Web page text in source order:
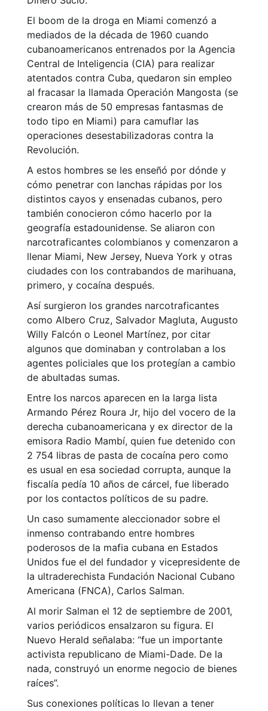
El boom de la droga en Miami comenzó a
mediados de la década de 1960 cuando
cubanoamericanos entrenados por la Agencia
Central de Inteligencia (CIA) para realizar
atentados contra Cuba, quedaron sin empleo
al fracasar la llamada Operación Mangosta (se
crearon más de 50 empresas fantasmas de
todo tipo en Miami) para camuflar las
operaciones desestabilizadoras contra la
Revolución.
A estos hombres se les enseñó por dónde y
cómo penetrar con lanchas rápidas por los
distintos cayos y ensenadas cubanos, pero
también conocieron cómo hacerlo por la
geografía estadounidense. Se aliaron con
narcotraficantes colombianos y comenzaron a
llenar Miami, New Jersey, Nueva York y otras
ciudades con los contrabandos de marihuana,
primero, y cocaína después.
Así surgieron los grandes narcotraficantes
como Albero Cruz, Salvador Magluta, Augusto
Willy Falcón o Leonel Martínez, por citar
algunos que dominaban y controlaban a los
agentes policiales que los protegían a cambio
de abultadas sumas.
Entre los narcos aparecen en la larga lista
Armando Pérez Roura Jr, hijo del vocero de la
derecha cubanoamericana y ex director de la
emisora Radio Mambí, quien fue detenido con
2 754 libras de pasta de cocaína pero como
es usual en esa sociedad corrupta, aunque la
fiscalía pedía 10 años de cárcel, fue liberado
por los contactos políticos de su padre.
Un caso sumamente aleccionador sobre el
inmenso contrabando entre hombres
poderosos de la mafia cubana en Estados
Unidos fue el del fundador y vicepresidente de
la ultraderechista Fundación Nacional Cubano
Americana (FNCA), Carlos Salman.
Al morir Salman el 12 de septiembre de 2001,
varios periódicos ensalzaron su figura. El
Nuevo Herald señalaba: “fue un importante
activista republicano de Miami-Dade. De la
nada, construyó un enorme negocio de bienes
raíces”.
Sus conexiones políticas lo llevan a tener